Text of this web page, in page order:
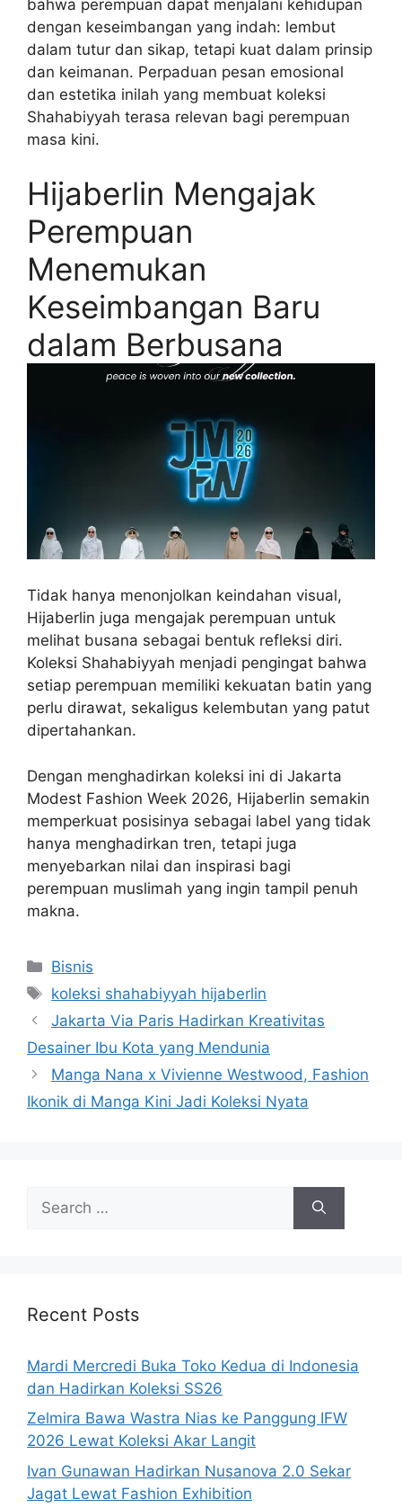
bahwa perempuan dapat menjalani kehidupan
dengan keseimbangan yang indah: lembut
dalam tutur dan sikap, tetapi kuat dalam prinsip
dan keimanan. Perpaduan pesan emosional
dan estetika inilah yang membuat koleksi
Shahabiyyah terasa relevan bagi perempuan
masa kini.
Hijaberlin Mengajak
Perempuan
Menemukan
Keseimbangan Baru
dalam Berbusana
Tidak hanya menonjolkan keindahan visual,
Hijaberlin juga mengajak perempuan untuk
melihat busana sebagai bentuk refleksi diri.
Koleksi Shahabiyyah menjadi pengingat bahwa
setiap perempuan memiliki kekuatan batin yang
perlu dirawat, sekaligus kelembutan yang patut
dipertahankan.
Dengan menghadirkan koleksi ini di Jakarta
Modest Fashion Week 2026, Hijaberlin semakin
memperkuat posisinya sebagai label yang tidak
hanya menghadirkan tren, tetapi juga
menyebarkan nilai dan inspirasi bagi
perempuan muslimah yang ingin tampil penuh
makna.
Categories
Bisnis
Tags
koleksi shahabiyyah hijaberlin
Jakarta Via Paris Hadirkan Kreativitas
Desainer Ibu Kota yang Mendunia
Manga Nana x Vivienne Westwood, Fashion
Ikonik di Manga Kini Jadi Koleksi Nyata
for:
Recent Posts
Mardi Mercredi Buka Toko Kedua di Indonesia
dan Hadirkan Koleksi SS26
Zelmira Bawa Wastra Nias ke Panggung IFW
2026 Lewat Koleksi Akar Langit
Ivan Gunawan Hadirkan Nusanova 2.0 Sekar
Jagat Lewat Fashion Exhibition